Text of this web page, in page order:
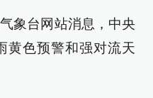
象台网站消息，中央
黄色预警和强对流天